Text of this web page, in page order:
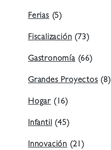
Ferias(5)
Fiscalización(73)
Gastronomía(66)
Grandes Proyectos(8)
Hogar (16)
Infantil(45)
Innovación (21)